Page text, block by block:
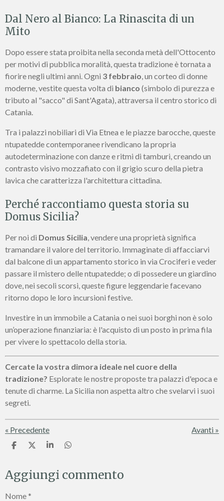
Dal Nero al Bianco: La Rinascita di un
Mito
Dopo essere stata proibita nella seconda metà dell'Ottocento
per motivi di pubblica moralità, questa tradizione è tornata a
fiorire negli ultimi anni. Ogni 3 febbraio , un corteo di donne
moderne, vestite questa volta di bianco (simbolo di purezza e
tributo al "sacco" di Sant'Agata), attraversa il centro storico di
Catania.
Tra i palazzi nobiliari di Via Etnea e le piazze barocche, queste
ntupatedde contemporanee rivendicano la propria
autodeterminazione con danze e ritmi di tamburi, creando un
contrasto visivo mozzafiato con il grigio scuro della pietra
lavica che caratterizza l'architettura cittadina.
Perché raccontiamo questa storia su
Domus Sicilia?
Per noi di Domus Sicilia , vendere una proprietà significa
tramandare il valore del territorio. Immaginate di affacciarvi
dal balcone di un appartamento storico in via Crociferi e veder
passare il mistero delle ntupatedde; o di possedere un giardino
dove, nei secoli scorsi, queste figure leggendarie facevano
ritorno dopo le loro incursioni festive.
Investire in un immobile a Catania o nei suoi borghi non è solo
un’operazione finanziaria: è l'acquisto di un posto in prima fila
per vivere lo spettacolo della storia.
Cercate la vostra dimora ideale nel cuore della
tradizione? Esplorate le nostre proposte tra palazzi d'epoca e
tenute di charme. La Sicilia non aspetta altro che svelarvi i suoi
segreti.
« Precedente Avanti »
C
d
i
i
C
d
i
C
d
i
C
d
i
Aggiungi commento
Nome *